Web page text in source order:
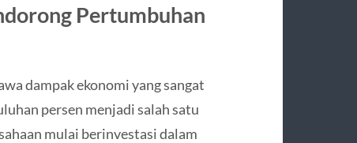
Pertumbuhan
dampak ekonomi yang sangat
persen menjadi salah satu
mulai berinvestasi dalam